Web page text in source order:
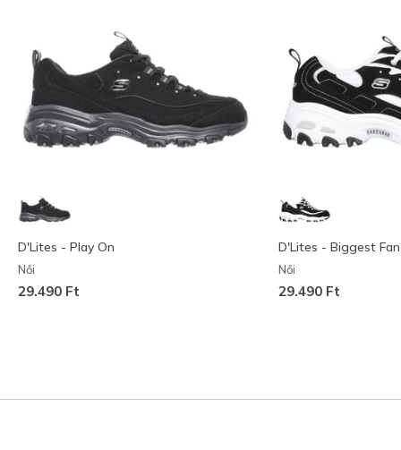
D'Lites - Play On
Női
29.490 Ft
D'Lites - Biggest Fan
Női
29.490 Ft